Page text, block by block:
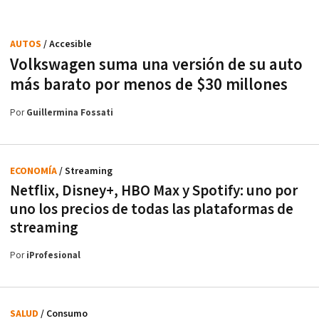
Volkswagen suma una versión de su auto
más barato por menos de $30 millones
AUTOS / Accesible
PorGuillermina Fossati
Netflix, Disney+, HBO Max y Spotify: uno por
uno los precios de todas las plataformas de
streaming
ECONOMÍA/ Streaming
PoriProfesional
SALUD / Consumo